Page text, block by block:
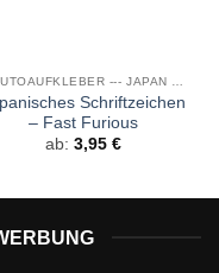
Schriftzeichen
– Fast Furious
ab: 3,95 €